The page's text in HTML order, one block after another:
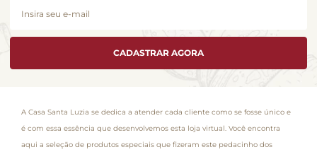
CADASTRAR AGORA
A Casa Santa Luzia se dedica a atender cada cliente como se fosse único e
é com essa essência que desenvolvemos esta loja virtual. Você encontra
aqui a seleção de produtos especiais que fizeram este pedacinho dos